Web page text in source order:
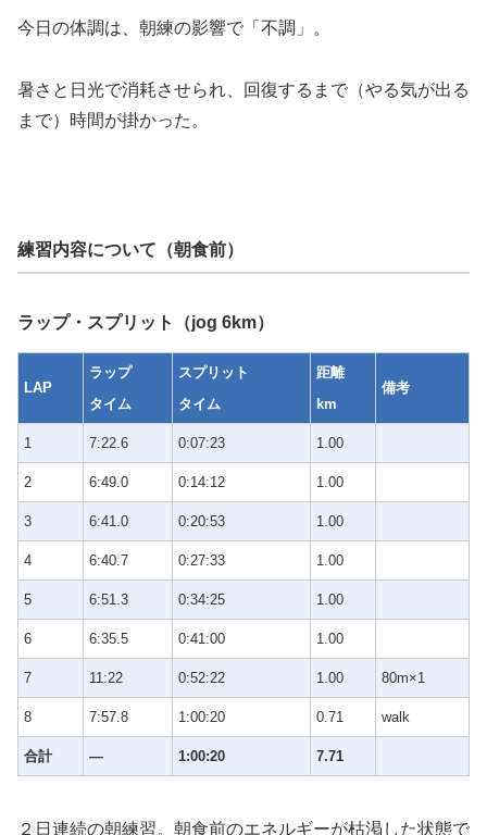
今日の体調は、朝練の影響で「不調」。
暑さと日光で消耗させられ、回復するまで（やる気が出る
まで）時間が掛かった。
練習内容について（朝食前）
ラップ・スプリット（jog 6km）
LAP
ラップ
タイム
スプリット
タイム
距離
km
備考
1 7:22.6 0:07:23 1.00
2 6:49.0 0:14:12 1.00
3 6:41.0 0:20:53 1.00
4 6:40.7 0:27:33 1.00
5 6:51.3 0:34:25 1.00
6 6:35.5 0:41:00 1.00
7 11:22 0:52:22 1.00 80m×1
8 7:57.8 1:00:20 0.71 walk
合計 — 1:00:20 7.71
２日連続の朝練習。朝食前のエネルギーが枯渇した状態で